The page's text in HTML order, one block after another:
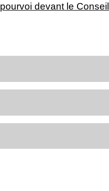
pourvoi devant le Conseil